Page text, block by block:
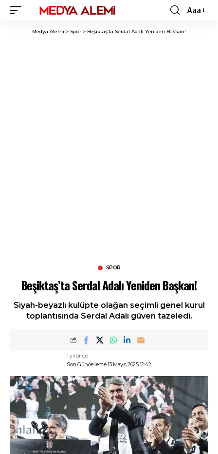
Font
Aaa
Medya Alemi > Spor > Beşiktaş’ta Serdal Adalı Yeniden Başkan!
SPOR
Beşiktaş’ta Serdal Adalı Yeniden Başkan!
Siyah-beyazlı kulüpte olağan seçimli genel kurul
toplantısında Serdal Adalı güven tazeledi.
Son Güncelleme 13 Mayıs 2025 12:42
1 yıl önce